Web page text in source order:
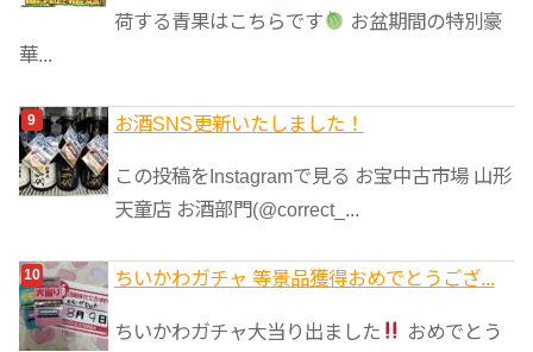
荷する青果はこちらです
お盆期間の特別豪
華...
お酒SNS更新いたしました！
この投稿をInstagramで見る お宝中古市場 山形
天童店 お酒部門(@correct_...
ちいかわガチャ 等景品獲得おめでとうござ...
ちいかわガチャ大当り出ました
おめでとう